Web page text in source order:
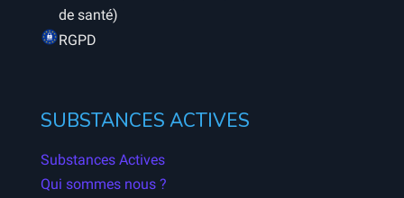
de santé)
RGPD
SUBSTANCES ACTIVES
Substances Actives
Qui sommes nous ?